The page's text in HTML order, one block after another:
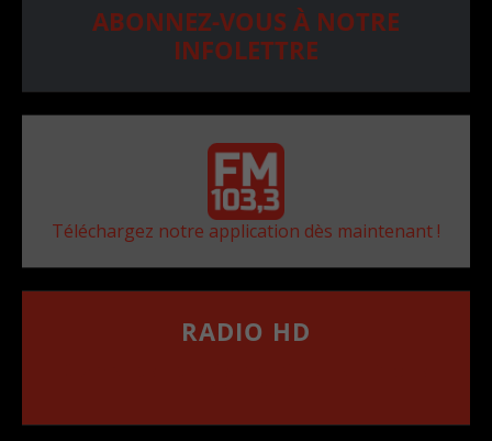
ABONNEZ-VOUS À NOTRE
INFOLETTRE
Téléchargez notre application dès maintenant !
RADIO HD